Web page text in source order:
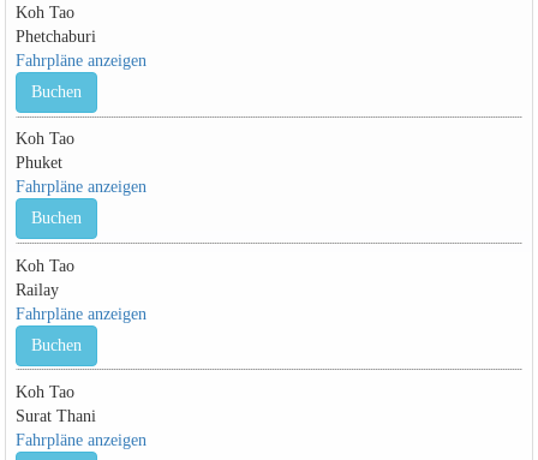
Koh Tao
Phetchaburi
Fahrpläne anzeigen
Buchen
Koh Tao
Phuket
Fahrpläne anzeigen
Buchen
Koh Tao
Railay
Fahrpläne anzeigen
Buchen
Koh Tao
Surat Thani
Fahrpläne anzeigen